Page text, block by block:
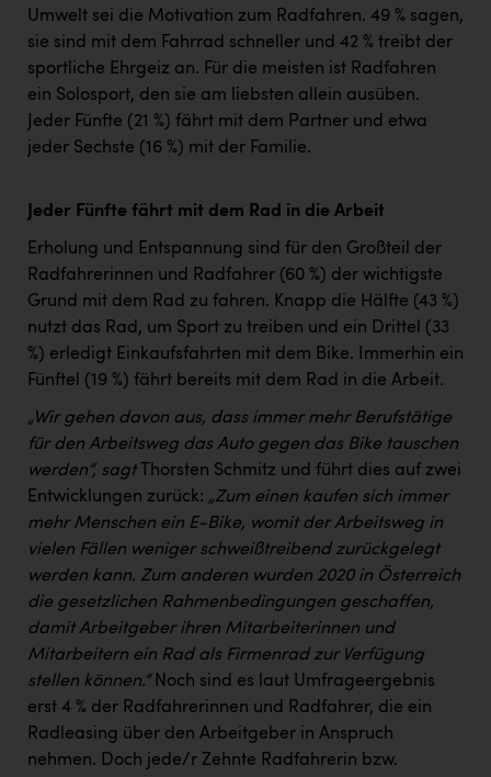
Umwelt sei die Motivation zum Radfahren. 49 % sagen,
sie sind mit dem Fahrrad schneller und 42 % treibt der
sportliche Ehrgeiz an. Für die meisten ist Radfahren
ein Solosport, den sie am liebsten allein ausüben.
Jeder Fünfte (21 %) fährt mit dem Partner und etwa
jeder Sechste (16 %) mit der Familie.
Jeder Fünfte fährt mit dem Rad in die Arbeit
Erholung und Entspannung sind für den Großteil der
Radfahrerinnen und Radfahrer (60 %) der wichtigste
Grund mit dem Rad zu fahren. Knapp die Hälfte (43 %)
nutzt das Rad, um Sport zu treiben und ein Drittel (33
%) erledigt Einkaufsfahrten mit dem Bike. Immerhin ein
Fünftel (19 %) fährt bereits mit dem Rad in die Arbeit.
„Wir gehen davon aus, dass immer mehr Berufstätige
für den Arbeitsweg das Auto gegen das Bike tauschen
werden“, sagt
Thorsten Schmitz und führt dies auf zwei
Entwicklungen zurück: „Zum einen kaufen sich immer
mehr Menschen ein E-Bike, womit der Arbeitsweg in
vielen Fällen weniger schweißtreibend zurückgelegt
werden kann. Zum anderen wurden 2020 in Österreich
die gesetzlichen Rahmenbedingungen geschaffen,
damit Arbeitgeber ihren Mitarbeiterinnen und
Mitarbeitern ein Rad als Firmenrad zur Verfügung
stellen können.“ Noch sind es laut Umfrageergebnis
erst 4 % der Radfahrerinnen und Radfahrer, die ein
Radleasing über den Arbeitgeber in Anspruch
nehmen. Doch jede/r Zehnte Radfahrerin bzw.